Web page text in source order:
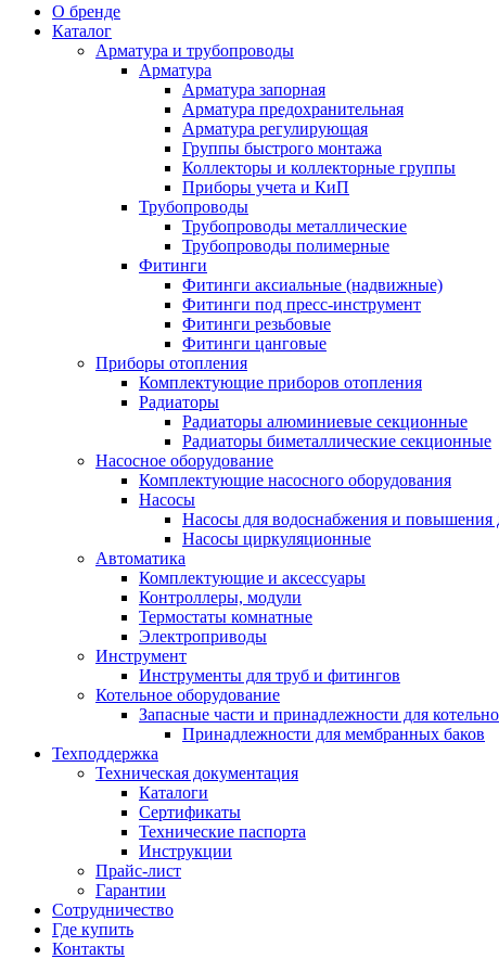
О бренде
Каталог
Арматура и трубопроводы
Арматура
Арматура запорная
Арматура предохранительная
Арматура регулирующая
Группы быстрого монтажа
Коллекторы и коллекторные группы
Приборы учета и КиП
Трубопроводы
Трубопроводы металлические
Трубопроводы полимерные
Фитинги
Фитинги аксиальные (надвижные)
Фитинги под пресс-инструмент
Фитинги резьбовые
Фитинги цанговые
Приборы отопления
Комплектующие приборов отопления
Радиаторы
Радиаторы алюминиевые секционные
Радиаторы биметаллические секционные
Насосное оборудование
Комплектующие насосного оборудования
Насосы
Насосы для водоснабжения и повышения
Насосы циркуляционные
Автоматика
Комплектующие и аксессуары
Контроллеры, модули
Термостаты комнатные
Электроприводы
Инструмент
Инструменты для труб и фитингов
Котельное оборудование
Запасные части и принадлежности для
Принадлежности для мембранных баков
Техподдержка
Техническая документация
Каталоги
Сертификаты
Технические паспорта
Инструкции
Прайс-лист
Гарантии
Сотрудничество
Где купить
Контакты